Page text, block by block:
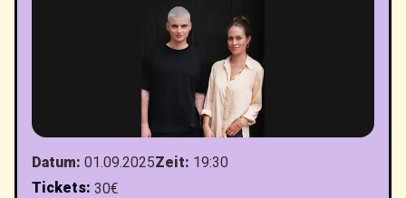
Datum: 01.09.2025Zeit: 19:30
Tickets: 30€